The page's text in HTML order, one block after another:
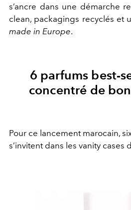
s’ancre dans une démarche
clean, packagings recyclés et
made in Europe.
6 parfums best-
concentré de
Pour ce lancement marocain,
s’invitent dans les vanity cases